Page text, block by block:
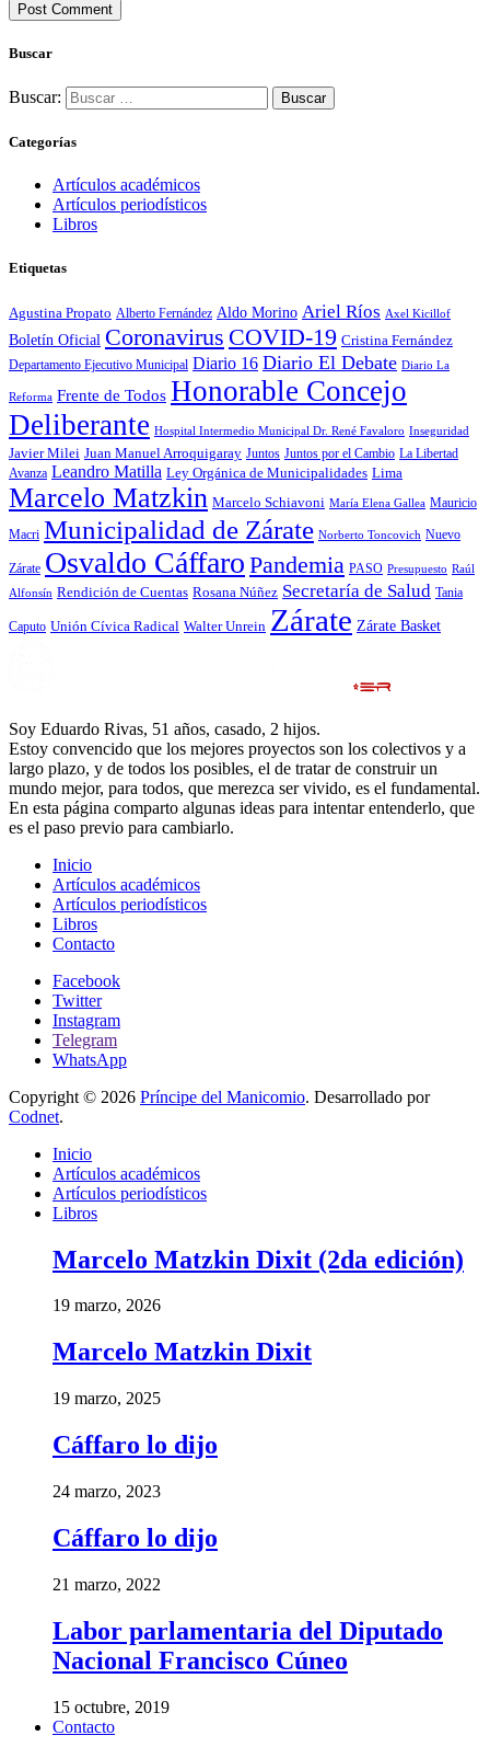
Buscar
Buscar:
Categorías
Artículos académicos
Artículos periodísticos
Libros
Etiquetas
Agustina Propato Alberto Fernández Aldo Morino Ariel Ríos Axel Kicillof
Boletín Oficial Coronavirus COVID-19 Cristina Fernández
Departamento Ejecutivo Municipal Diario 16 Diario El Debate Diario La
Reforma Frente de Todos Honorable Concejo
Deliberante Hospital Intermedio Municipal Dr. René Favaloro Inseguridad
Javier Milei Juan Manuel Arroquigaray Juntos Juntos por el Cambio La Libertad
Avanza Leandro Matilla Ley Orgánica de Municipalidades Lima
Marcelo Matzkin Marcelo Schiavoni María Elena Gallea Mauricio
Macri Municipalidad de Zárate Norberto Toncovich Nuevo
Zárate Osvaldo Cáffaro Pandemia PASO Presupuesto Raúl
Alfonsín Rendición de Cuentas Rosana Núñez Secretaría de Salud Tania
Caputo Unión Cívica Radical Walter Unrein Zárate Zárate Basket
Soy Eduardo Rivas, 51 años, casado, 2 hijos.
Estoy convencido que los mejores proyectos son los colectivos y a
largo plazo, y de todos los posibles, el de tratar de construir un
mundo mejor, para todos, que merezca ser vivido, es el fundamental.
En esta página comparto algunas ideas para intentar entenderlo, que
es el paso previo para cambiarlo.
Inicio
Artículos académicos
Artículos periodísticos
Libros
Contacto
Facebook
Twitter
Instagram
Telegram
WhatsApp
Copyright © 2026 Príncipe del Manicomio. Desarrollado por
Codnet.
Inicio
Artículos académicos
Artículos periodísticos
Libros
Marcelo Matzkin Dixit (2da edición)
19 marzo, 2026
Marcelo Matzkin Dixit
19 marzo, 2025
Cáffaro lo dijo
24 marzo, 2023
Cáffaro lo dijo
21 marzo, 2022
Labor parlamentaria del Diputado
Nacional Francisco Cúneo
15 octubre, 2019
Contacto